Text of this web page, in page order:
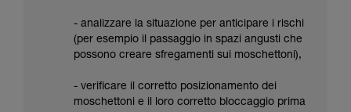
- analizzare la situazione per anticipare i rischi
(per esempio il passaggio in spazi angusti che
possono creare sfregamenti sui moschettoni),
- verificare il corretto posizionamento dei
moschettoni e il loro corretto bloccaggio prima